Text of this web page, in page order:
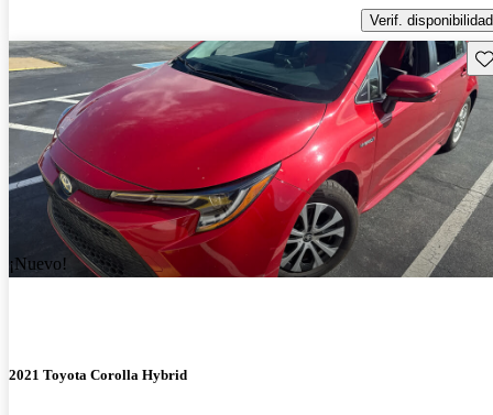
Verif. disponibilidad
¡Nuevo!
2021 Toyota Corolla Hybrid